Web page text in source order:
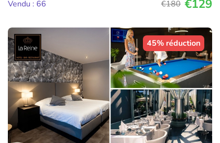
Vendu : 66
€180 €129
45% réduction